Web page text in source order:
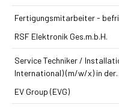
Fertigungsmitarbeiter -
RSF Elektronik Ges.m.b.H.
Service Techniker /
International) (m/w/x) in
EV Group (EVG)